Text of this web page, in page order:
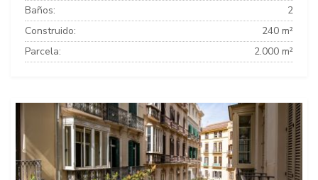
Baños:
2
Construido:
240 m²
Parcela:
2.000 m²